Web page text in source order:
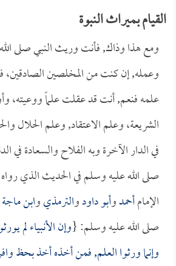
القيام بميراث النبوة
ومع هذا وذاك, فأنت وريث النبي صلى
وعمله, إن كنت من المخلصين الصادقين،
علمه فنعم, أنت قد عقلت علماً ووعيته،
الشريعة، وعلم الاعتقاد, وعلم الحلال
في الدار الآخرة وبه الفلاح والسعادة في
صلى الله عليه وسلم في الحديث الذي
الإمامأحمدوأبو داودوالترمذيوابن ماجة
صلى الله عليه وسلم: {وإن الأنبياء لم
وإنما ورثوا العلم, فمن أخذه أخذ بحظ